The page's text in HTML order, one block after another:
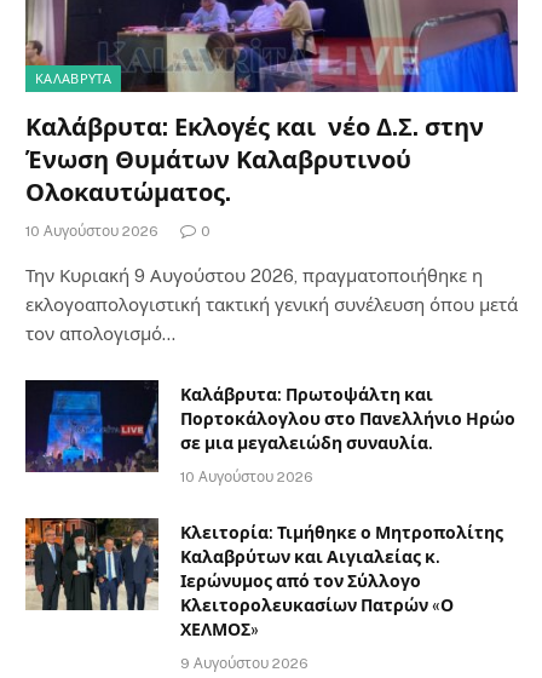
ΚΑΛΆΒΡΥΤΑ
Καλάβρυτα: Εκλογές και νέο Δ.Σ. στην
Ένωση Θυμάτων Καλαβρυτινού
Ολοκαυτώματος.
10 Αυγούστου 2026 0
Την Κυριακή 9 Αυγούστου 2026, πραγματοποιήθηκε η
εκλογοαπολογιστική τακτική γενική συνέλευση όπου μετά
τον απολογισμό…
Καλάβρυτα: Πρωτοψάλτη και
Πορτοκάλογλου στο Πανελλήνιο Ηρώο
σε μια μεγαλειώδη συναυλία.
10 Αυγούστου 2026
Κλειτορία: Τιμήθηκε ο Μητροπολίτης
Καλαβρύτων και Αιγιαλείας κ.
Ιερώνυμος από τον Σύλλογο
Κλειτορολευκασίων Πατρών «Ο
ΧΕΛΜΟΣ»
9 Αυγούστου 2026